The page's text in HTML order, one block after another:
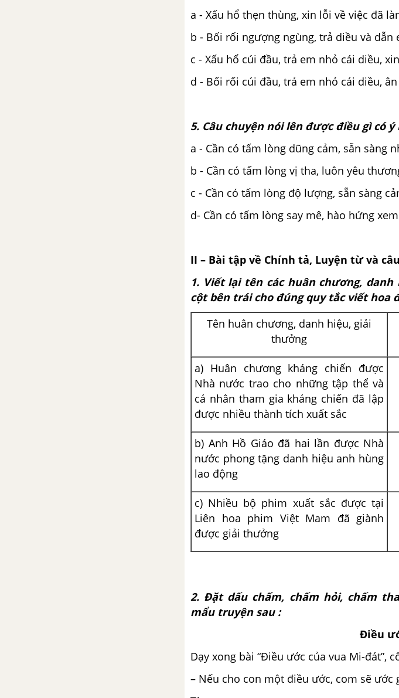
a - Xấu hổ thẹn thùng, xin lỗi về việc đã
b - Bối rối ngượng ngùng, trả diều và dẫn
c - Xấu hổ cúi đầu, trả em nhỏ cái diều,
d - Bối rối cúi đầu, trả em nhỏ cái diều,
5. Câu chuyện nói lên được điều gì có ý
a - Cần có tấm lòng dũng cảm, sẵn sàng
b - Cần có tấm lòng vị tha, luôn yêu
c - Cần có tấm lòng độ lượng, sẵn sàng
d- Cần có tấm lòng say mê, hào hứng
II – Bài tập về Chính tả, Luyện từ và
1. Viết lại tên các huân chương,
cột bên trái cho đúng quy tắc viết hoa
Tên huân chương, danh hiệu, giải
thưởng
a) Huân chương kháng chiến được
Nhà nước trao cho những tập thể và
cá nhân tham gia kháng chiến đã lập
được nhiều thành tích xuất sắc
b) Anh Hồ Giáo đã hai lần được Nhà
nước phong tặng danh hiệu anh hùng
lao động
c) Nhiều bộ phim xuất sắc được tại
Liên hoa phim Việt Mam đã giành
được giải thưởng
2. Đặt dấu chấm, chấm hỏi, chấm
mẩu truyện sau :
Điều
Dạy xong bài “Điều ước của vua Mi-đát”,
– Nếu cho con một điều ước, com sẽ ước